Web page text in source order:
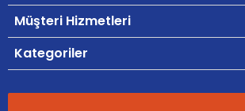
Müşteri Hizmetleri
Kategoriler